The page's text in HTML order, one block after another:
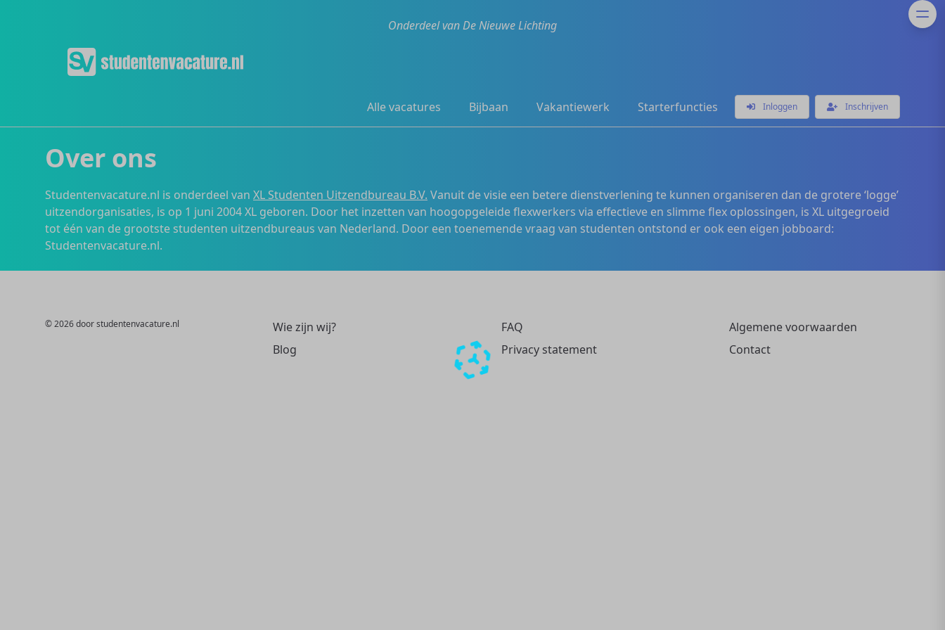
Onderdeel van De Nieuwe Lichting
Alle vacatures Bijbaan Vakantiewerk Starterfuncties Inloggen Inschrijven
Over ons
Studentenvacature.nl is onderdeel van XL Studenten Uitzendbureau B.V. Vanuit de visie een betere dienstverlening te kunnen organiseren dan de grotere ‘logge’
uitzendorganisaties, is op 1 juni 2004 XL geboren. Door het inzetten van hoogopgeleide flexwerkers via effectieve en slimme flex oplossingen, is XL uitgegroeid
tot één van de grootste studenten uitzendbureaus van Nederland. Door een toenemende vraag van studenten ontstond er ook een eigen jobboard:
Studentenvacature.nl.
© 2026 door studentenvacature.nl
Wie zijn wij?
Blog
FAQ
Privacy statement
Algemene voorwaarden
Contact